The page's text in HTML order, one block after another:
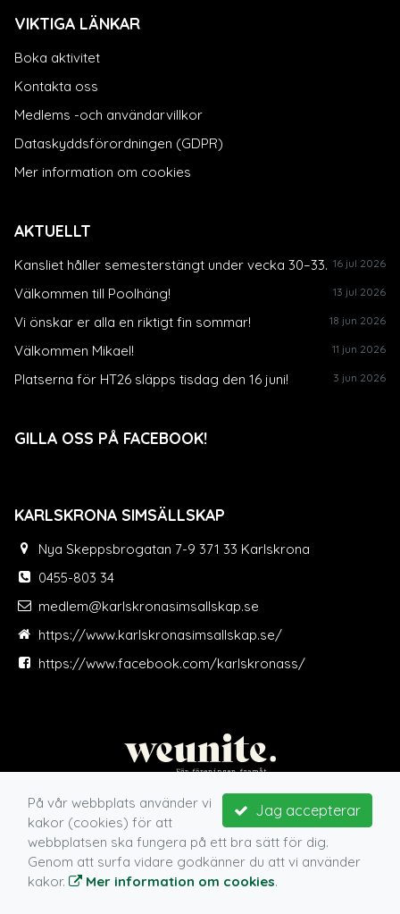
VIKTIGA LÄNKAR
Boka aktivitet
Kontakta oss
Medlems -och användarvillkor
Dataskyddsförordningen (GDPR)
Mer information om cookies
AKTUELLT
Kansliet håller semesterstängt under vecka 30–33. 16 jul 2026
Välkommen till Poolhäng! 13 jul 2026
Vi önskar er alla en riktigt fin sommar! 18 jun 2026
Välkommen Mikael! 11 jun 2026
Platserna för HT26 släpps tisdag den 16 juni! 3 jun 2026
GILLA OSS PÅ FACEBOOK!
KARLSKRONA SIMSÄLLSKAP
Nya Skeppsbrogatan 7-9 371 33 Karlskrona
0455-803 34
medlem@karlskronasimsallskap.se
https://www.karlskronasimsallskap.se/
https://www.facebook.com/karlskronass/
Jag accepterar
På vår webbplats använder vi
kakor (cookies) för att
webbplatsen ska fungera på ett bra sätt för dig.
Genom att surfa vidare godkänner du att vi använder
kakor.
Mer information om cookies.